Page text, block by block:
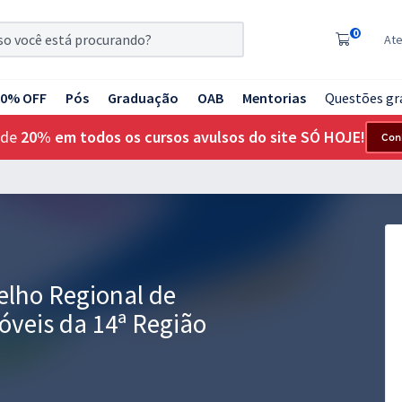
0
OFF Pós Graduação OAB Mentorias Questões
20% em todos os cursos avulsos do site SÓ HOJE!
Regional de
da 14ª Região